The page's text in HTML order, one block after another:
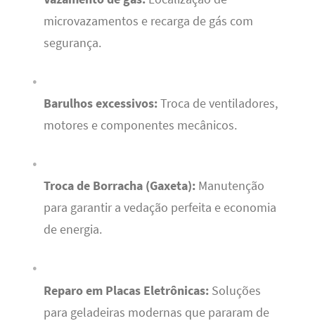
microvazamentos e recarga de gás com
segurança.
Barulhos excessivos:Troca de ventiladores,
motores e componentes mecânicos.
Troca de Borracha (Gaxeta):Manutenção
para garantir a vedação perfeita e economia
de energia.
Reparo em Placas Eletrônicas:Soluções
para geladeiras modernas que pararam de